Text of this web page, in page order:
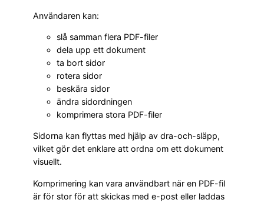
Användaren kan:
slå samman flera PDF-filer
dela upp ett dokument
ta bort sidor
rotera sidor
beskära sidor
ändra sidordningen
komprimera stora PDF-filer
Sidorna kan flyttas med hjälp av dra-och-släpp,
vilket gör det enklare att ordna om ett dokument
visuellt.
Komprimering kan vara användbart när en PDF-fil
är för stor för att skickas med e-post eller laddas